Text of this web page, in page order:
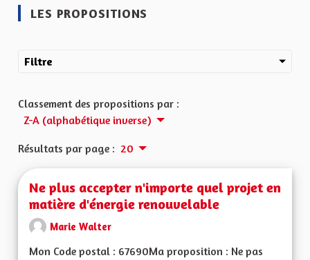
LES PROPOSITIONS
Filtre
Classement des propositions par :
Z-A (alphabétique inverse)
Résultats par page : 20
Ne plus accepter n'importe quel projet en
matière d'énergie renouvelable
Marie Walter
Mon Code postal : 67690Ma proposition : Ne pas